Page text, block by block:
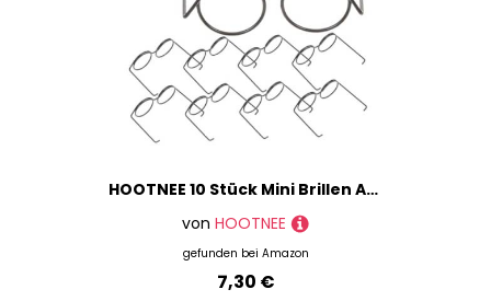
HOOTNEE 10 Stück Mini Brillen Aus Metall, Mini Puppenbrillen, Mini Brillen, Puppen Miniaturbrillen, Puppenbrillen, Miniatur Brillen Für Puppen, Kleine Puppenbrillen, Puppenbrillen Für
von HOOTNEE
gefunden bei Amazon
7,30 €